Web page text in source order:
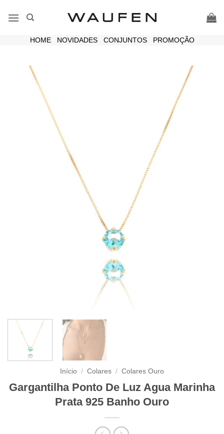
HOME| NOVIDADES| CONJUNTOS| PROMOÇÃO
Início / Colares / Colares Ouro
Gargantilha Ponto De Luz Agua Marinha
Prata 925 Banho Ouro